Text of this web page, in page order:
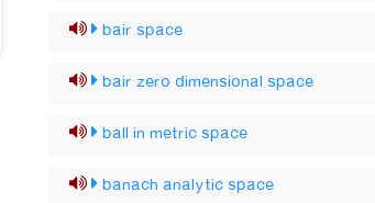
bair space
bair zero dimensional space
ball in metric space
banach analytic space